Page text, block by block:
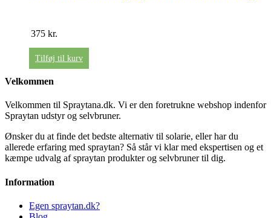
375 kr.
Tilføj til kurv
Velkommen
Velkommen til Spraytana.dk. Vi er den foretrukne webshop indenfor
Spraytan udstyr og selvbruner.
Ønsker du at finde det bedste alternativ til solarie, eller har du
allerede erfaring med spraytan? Så står vi klar med ekspertisen og et
kæmpe udvalg af spraytan produkter og selvbruner til dig.
Information
Egen spraytan.dk?